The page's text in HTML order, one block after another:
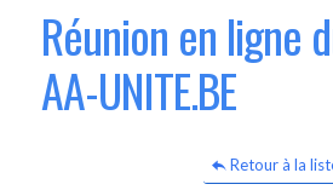
Réunion en ligne
AA-UNITE.BE
Retour à la